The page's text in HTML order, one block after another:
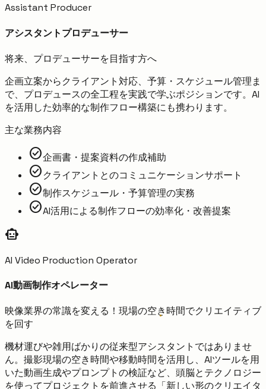
Assistant Producer
アシスタントプロデューサー
将来、プロデューサーを目指す方へ
企画立案からクライアント対応、予算・スケジュール管理ま
で、プロデュースの全工程を実践で学ぶポジションです。AI
を活用した効率的な制作フロー構築にも携わります。
主な業務内容
check_circle企画書・提案資料の作成補助
check_circleクライアントとのコミュニケーションサポート
check_circle制作スケジュール・予算管理の実務
check_circleAI活用による制作フローの効率化・改善提案
smart_toy
AI Video Production Operator
AI動画制作オペレーター
映像業界の常識を変える！現場の空き時間でクリエイティブ
を回す
機材運びや雑用ばかりの従来型アシスタントではありませ
ん。撮影現場の空き時間や移動時間を活用し、AIツールを用
いた動画生成やプロンプトの検証など、頭脳とテクノロジー
を使ってプロジェクトを前進させる「新しい形のクリエイタ